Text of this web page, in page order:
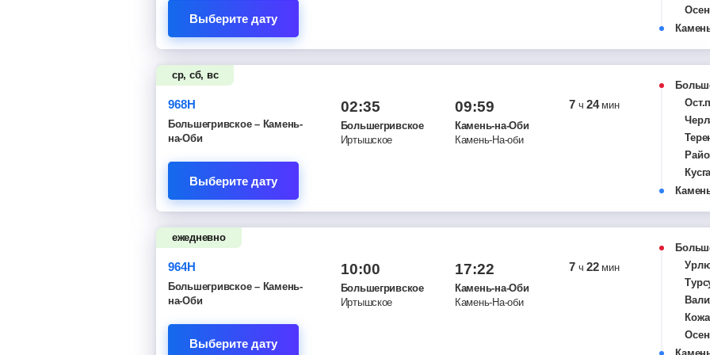
Выберите дату
ср, сб, вс
968Н
Большегривское – Камень-
на-Оби
Выберите дату
02:35
Большегривское
Иртышское
09:59
Камень-на-Оби
Камень-На-оби
7 ч 24 мин
ежедневно
964Н
Большегривское – Камень-
на-Оби
Выберите дату
10:00
Большегривское
Иртышское
17:22
Камень-на-Оби
Камень-На-оби
7 ч 22 мин